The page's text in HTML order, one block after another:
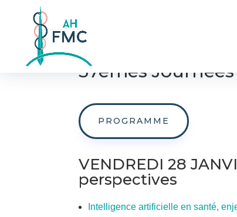
57èmes
PROGRAMME
VENDREDI 28
perspectives
Intelligence artificielle en santé,